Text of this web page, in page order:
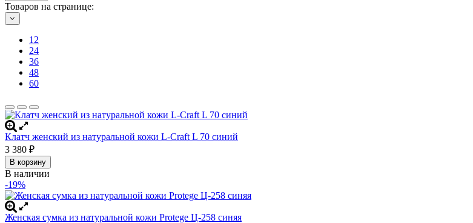
Товаров на странице:
12
24
36
48
60
Клатч женский из натуральной кожи L-Craft L 70 синий
3 380 ₽
В корзину
В наличии
-19%
Женская сумка из натуральной кожи Protege Ц-258 синяя